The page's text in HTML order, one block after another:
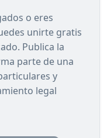
o eres
unirte gratis
Publica la
parte de una
y
legal